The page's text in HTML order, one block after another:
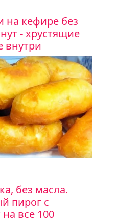
кефире без
- хрустящие
внутри
без масла.
пирог с
все 100